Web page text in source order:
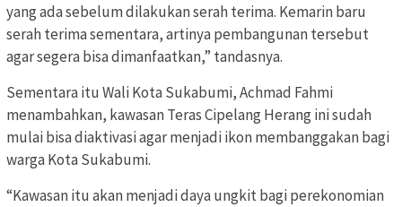
yang ada sebelum dilakukan serah terima. Kemarin baru
serah terima sementara, artinya pembangunan tersebut
agar segera bisa dimanfaatkan,” tandasnya.
Sementara itu Wali Kota Sukabumi, Achmad Fahmi
menambahkan, kawasan Teras Cipelang Herang ini sudah
mulai bisa diaktivasi agar menjadi ikon membanggakan bagi
warga Kota Sukabumi.
“Kawasan itu akan menjadi daya ungkit bagi perekonomian